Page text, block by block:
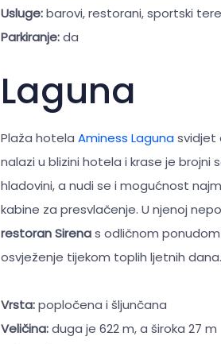
Usluge:barovi, restorani, sportski
Parkiranje:da
Laguna
Plaža hotela Aminess Lagunasvidjet
nalazi u blizini hotela i krase je brojni
hladovini, a nudi se i mogućnost
kabine za presvlačenje. U njenoj
restoran Sirenas odličnom
osvježenje tijekom toplih ljetnih dana.
Vrsta:popločena i šljunčana
Veličina:duga je 622 m, a široka 27 m